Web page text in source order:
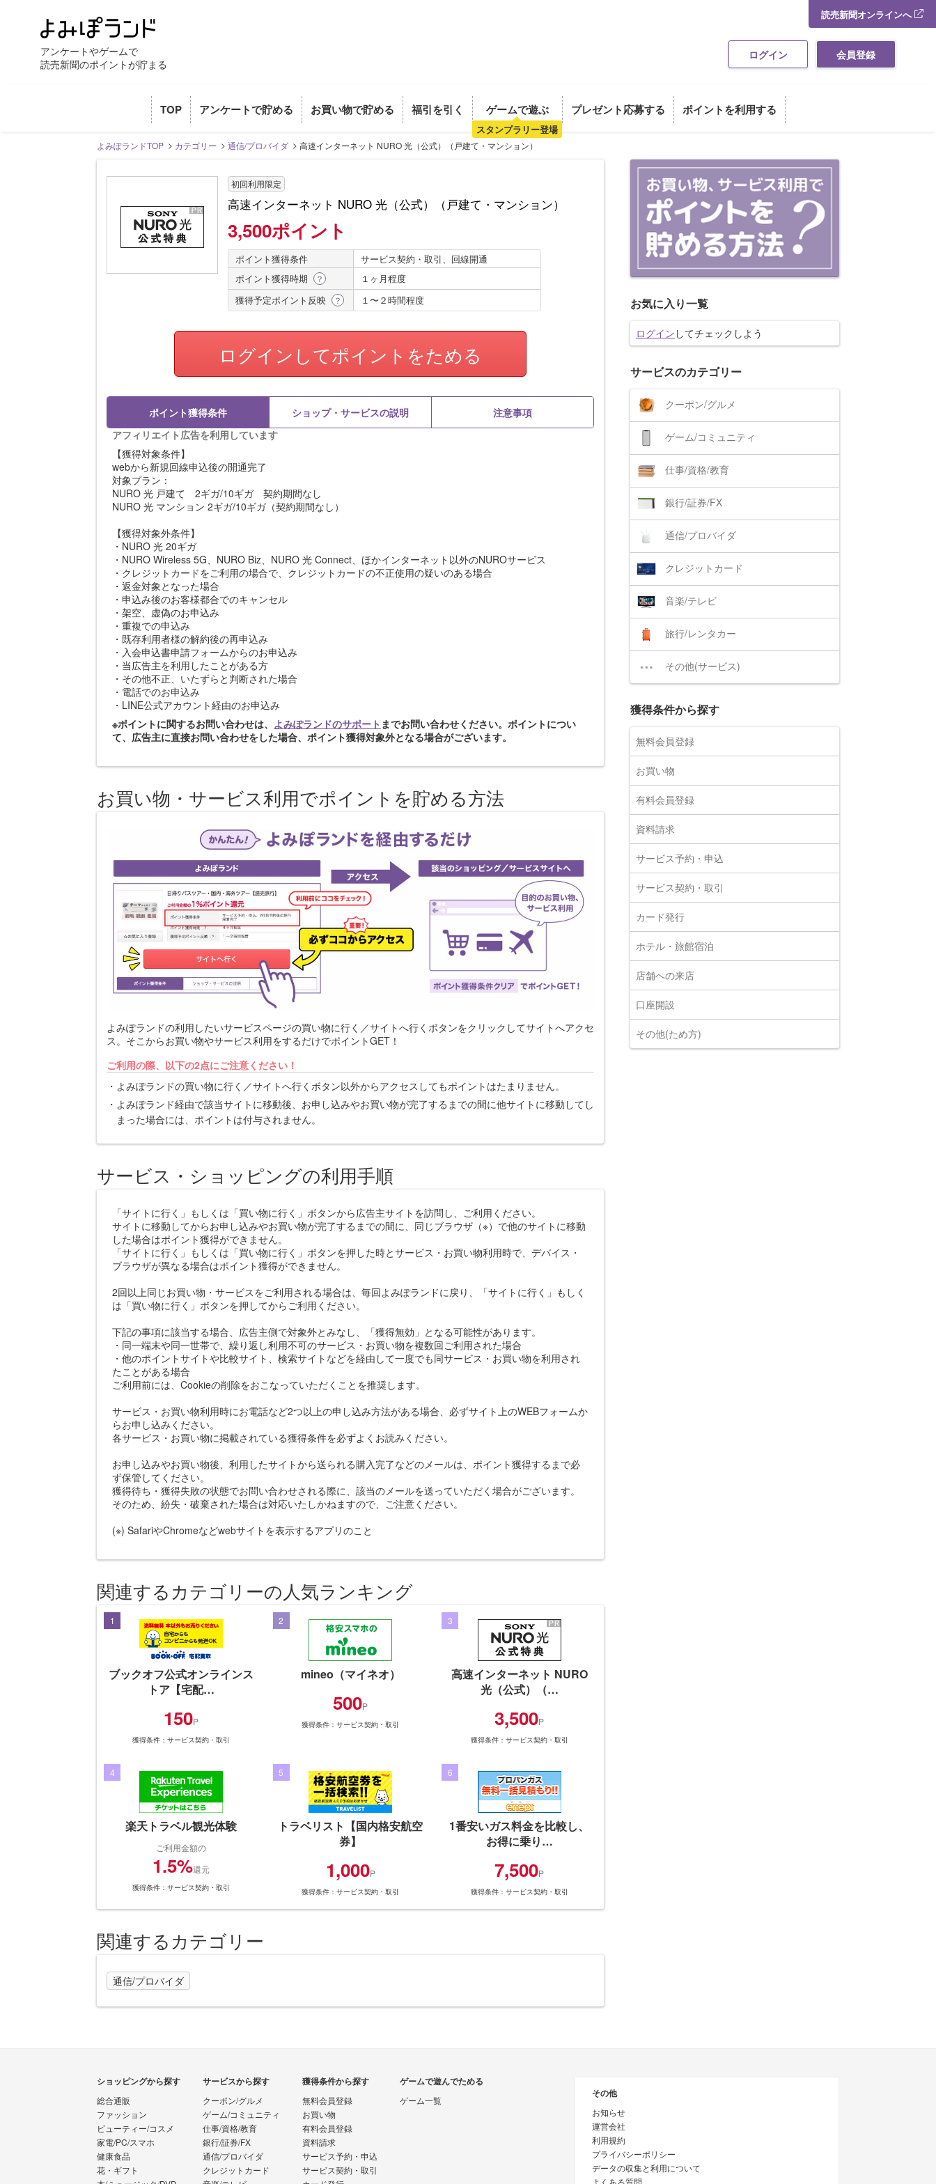
読売新聞オンラインへ
アンケートやゲームで
読売新聞のポイントが貯まる
ログイン 会員登録
TOP アンケートで貯める お買い物で貯める 福引を引く ゲームで遊ぶ
スタンプラリー登場
プレゼント応募する ポイントを利用する
よみぽランドTOP カテゴリー 通信/プロバイダ 高速インターネット NURO 光（公式）（戸建て・マンション）
初回利用限定
高速インターネット NURO 光（公式）（戸建て・マンション）
3,500ポイント
ポイント獲得条件
サービス契約・取引、回線開通
ポイント獲得時期
？
１ヶ月程度
獲得予定ポイント反映
？ １〜２時間程度
ログインしてポイントをためる
ポイント獲得条件 ショップ・サービスの説明
注意事項
アフィリエイト広告を利用しています
【獲得対象条件】
webから新規回線申込後の開通完了
対象プラン：
NURO 光 戸建て 2ギガ/10ギガ 契約期間なし
NURO 光 マンション 2ギガ/10ギガ（契約期間なし）
【獲得対象外条件】
・NURO 光 20ギガ
・NURO Wireless 5G、NURO Biz、NURO 光 Connect、ほかインターネット以外のNUROサービス
・クレジットカードをご利用の場合で、クレジットカードの不正使用の疑いのある場合
・返金対象となった場合
・申込み後のお客様都合でのキャンセル
・架空、虚偽のお申込み
・重複での申込み
・既存利用者様の解約後の再申込み
・入会申込書申請フォームからのお申込み
・当広告主を利用したことがある方
・その他不正、いたずらと判断された場合
・電話でのお申込み
・LINE公式アカウント経由のお申込み
※ポイントに関するお問い合わせは、 よみぽランドのサポート までお問い合わせください。ポイントについ
て、広告主に直接お問い合わせをした場合、ポイント獲得対象外となる場合がございます。
お買い物・サービス利用でポイントを貯める方法
よみぽランドの利用したいサービスページの買い物に行く／サイトへ行くボタンをクリックしてサイトへアクセ
ス。そこからお買い物やサービス利用をするだけでポイントGET！
ご利用の際、以下の2点にご注意ください！
よみぽランドの買い物に行く／サイトへ行くボタン以外からアクセスしてもポイントはたまりません。
よみぽランド経由で該当サイトに移動後、お申し込みやお買い物が完了するまでの間に他サイトに移動してし
まった場合には、ポイントは付与されません。
サービス・ショッピングの利用手順
「サイトに行く」もしくは「買い物に行く」ボタンから広告主サイトを訪問し、ご利用ください。
サイトに移動してからお申し込みやお買い物が完了するまでの間に、同じブラウザ（※）で他のサイトに移動
した場合はポイント獲得ができません。
「サイトに行く」もしくは「買い物に行く」ボタンを押した時とサービス・お買い物利用時で、デバイス・
ブラウザが異なる場合はポイント獲得ができません。
2回以上同じお買い物・サービスをご利用される場合は、毎回よみぽランドに戻り、「サイトに行く」もしく
は「買い物に行く」ボタンを押してからご利用ください。
下記の事項に該当する場合、広告主側で対象外とみなし、「獲得無効」となる可能性があります。
・同一端末や同一世帯で、繰り返し利用不可のサービス・お買い物を複数回ご利用された場合
・他のポイントサイトや比較サイト、検索サイトなどを経由して一度でも同サービス・お買い物を利用され
たことがある場合
ご利用前には、Cookieの削除をおこなっていただくことを推奨します。
サービス・お買い物利用時にお電話など2つ以上の申し込み方法がある場合、必ずサイト上のWEBフォームか
らお申し込みください。
各サービス・お買い物に掲載されている獲得条件を必ずよくお読みください。
お申し込みやお買い物後、利用したサイトから送られる購入完了などのメールは、ポイント獲得するまで必
ず保管してください。
獲得待ち・獲得失敗の状態でお問い合わせされる際に、該当のメールを送っていただく場合がございます。
そのため、紛失・破棄された場合は対応いたしかねますので、ご注意ください。
(※) SafariやChromeなどwebサイトを表示するアプリのこと
関連するカテゴリーの人気ランキング
1
ブックオフ公式オンラインス
トア【宅配…
150P
獲得条件：サービス契約・取引
2
mineo（マイネオ）
500P
獲得条件：サービス契約・取引
3
高速インターネット NURO
光（公式）（…
3,500P
獲得条件：サービス契約・取引
4
楽天トラベル観光体験
ご利用金額の
1.5%還元
獲得条件：サービス契約・取引
5
トラベリスト【国内格安航空
券】
1,000P
獲得条件：サービス契約・取引
6
1番安いガス料金を比較し、
お得に乗り…
7,500P
獲得条件：サービス契約・取引
関連するカテゴリー
通信/プロバイダ
お買い物・サービス利用でポイント
お気に入り一覧
ログイン してチェックしよう
サービスのカテゴリー
クーポン/グルメ
ゲーム/コミュニティ
仕事/資格/教育
銀行/証券/FX
通信/プロバイダ
クレジットカード
音楽/テレビ
旅行/レンタカー
その他(サービス)
獲得条件から探す
無料会員登録
お買い物
有料会員登録
資料請求
サービス予約・申込
サービス契約・取引
カード発行
ホテル・旅館宿泊
店舗への来店
口座開設
その他(ため方)
ショッピングから探す
総合通販
ファッション
ビューティー/コスメ
家電/PC/スマホ
健康食品
花・ギフト
サービスから探す
クーポン/グルメ
ゲーム/コミュニティ
仕事/資格/教育
銀行/証券/FX
通信/プロバイダ
クレジットカード
獲得条件から探す
無料会員登録
お買い物
有料会員登録
資料請求
サービス予約・申込
サービス契約・取引
ゲームで遊んでためる
ゲーム一覧
その他
お知らせ
運営会社
利用規約
プライバシーポリシー
データの収集と利用について
よくある質問